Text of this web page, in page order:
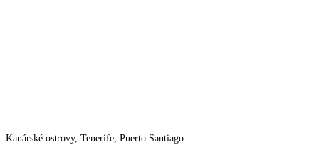
Kanárské ostrovy, Tenerife, Puerto Santiago